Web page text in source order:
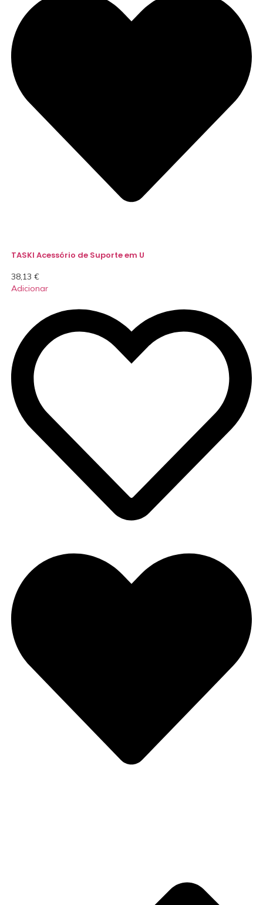
TASKI Acessório de Suporte em U
38,13 €
Adicionar